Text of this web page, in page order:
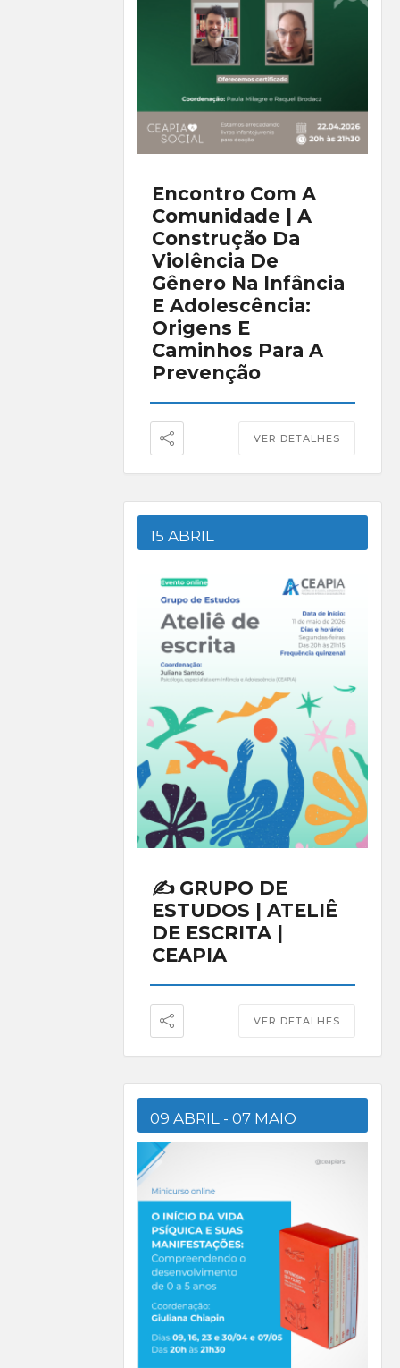
Encontro Com A
Comunidade | A
Construção Da
Violência De
Gênero Na Infância
E Adolescência:
Origens E
Caminhos Para A
Prevenção
VER DETALHES
15 ABRIL
✍️ GRUPO DE
ESTUDOS | ATELIÊ
DE ESCRITA |
CEAPIA
VER DETALHES
09 ABRIL- 07 MAIO